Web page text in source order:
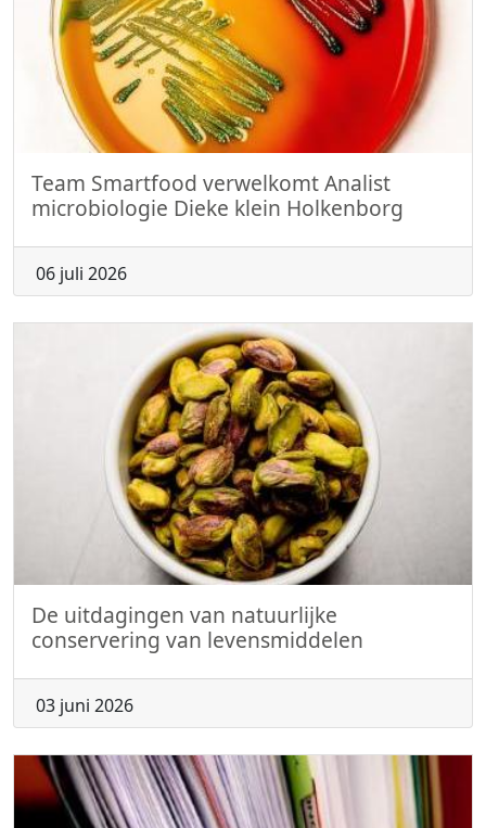
Team Smartfood verwelkomt Analist
microbiologie Dieke klein Holkenborg
06 juli 2026
De uitdagingen van natuurlijke
conservering van levensmiddelen
03 juni 2026